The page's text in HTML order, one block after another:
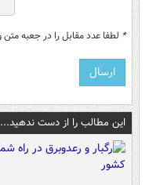
* لطفا عدد مقابل را در جعبه متن
این مطالب را از دست